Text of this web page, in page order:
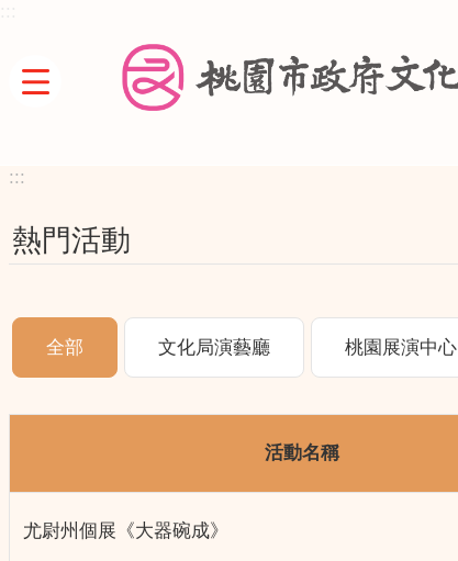
:::
熱門活動
全部 文化局演藝廳 桃園展演中心
活動名稱
尤尉州個展《大器碗成》